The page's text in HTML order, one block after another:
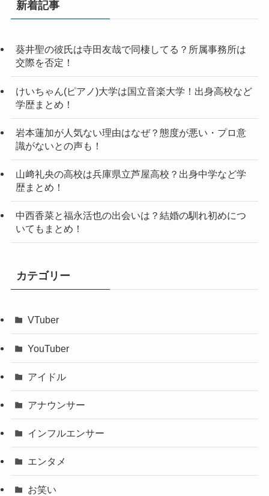
新着記事
葵井聖の彼氏は寺田友哉で同棲してる？所属事務所は
交際を否定！
けいちゃん(ピアノ)大学は国立音楽大学！出身高校など
学歴まとめ！
岩本蓮加が人気ない理由はなぜ？態度が悪い・プロ意
識がないとの声も！
山﨑礼央の高校は兵庫県立芦屋高校？出身中学など学
歴まとめ！
中西香菜と福永活也の出会いは？結婚の馴れ初めにつ
いてもまとめ！
カテゴリー
VTuber
YouTuber
アイドル
アナウンサー
インフルエンサー
エンタメ
お笑い